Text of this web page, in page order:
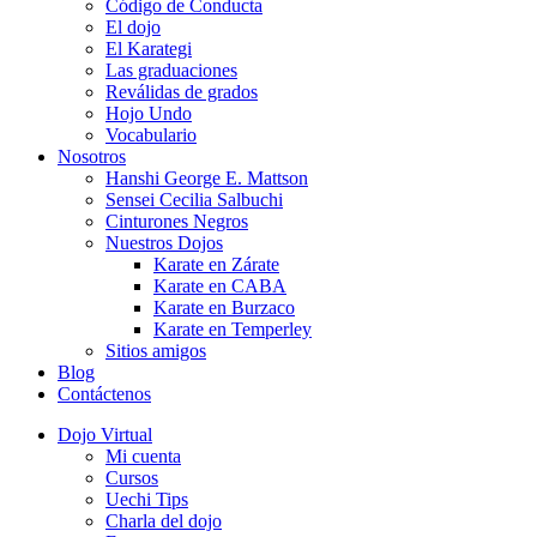
Código de Conducta
El dojo
El Karategi
Las graduaciones
Reválidas de grados
Hojo Undo
Vocabulario
Nosotros
Hanshi George E. Mattson
Sensei Cecilia Salbuchi
Cinturones Negros
Nuestros Dojos
Karate en Zárate
Karate en CABA
Karate en Burzaco
Karate en Temperley
Sitios amigos
Blog
Contáctenos
Dojo Virtual
Mi cuenta
Cursos
Uechi Tips
Charla del dojo